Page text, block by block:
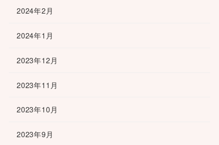
2024年2月
2024年1月
2023年12月
2023年11月
2023年10月
2023年9月